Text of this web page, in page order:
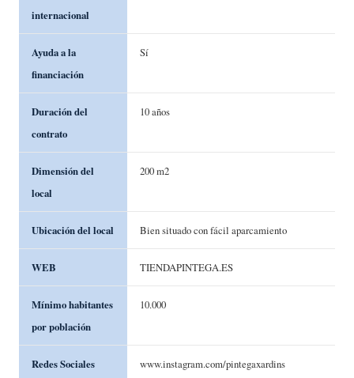
internacional
Ayuda a la
financiación
Sí
Duración del
contrato
10 años
Dimensión del
local
200 m2
Ubicación del local Bien situado con fácil aparcamiento
WEB TIENDAPINTEGA.ES
Mínimo habitantes
por población
10.000
Redes Sociales
www.instagram.com/pintegaxardins